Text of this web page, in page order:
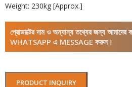
Weight: 230kg [Approx.]
প্রোডাক্টের দাম ও অন্যান্য তথ্যের জন্য আমাদের
WHATSAPP এ MESSAGE করুন।
PRODUCT INQUIRY